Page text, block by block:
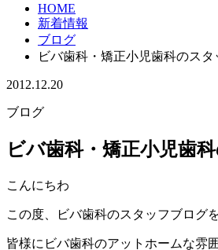
HOME
新着情報
ブログ
ビバ歯科・矯正小児歯科のス
2012.12.20
ブログ
ビバ歯科・矯正小児歯
こんにちわ
この度、ビバ歯科のスタッフブログ
皆様にビバ歯科のアットホームな雰